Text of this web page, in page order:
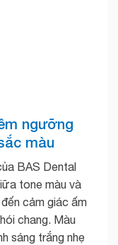
ngưỡng
màu
BAS Dental
tone màu và
cảm giác ấm
chang. Màu
sáng trắng nhẹ